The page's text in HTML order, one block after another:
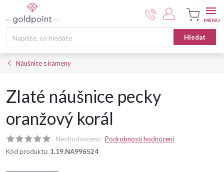
na
Hledat
Nákupní
košík
Náušnice s kameny
Zlaté náušnice pecky
oranžový korál
Neohodnoceno Podrobnosti hodnocení
Kód produktu: 1.19.NA996524